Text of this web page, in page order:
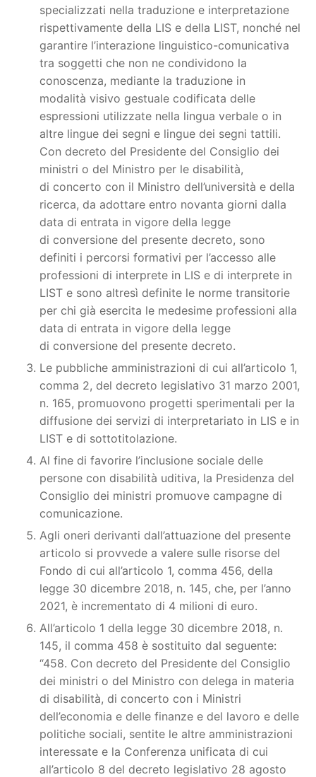
specializzati nella traduzione e interpretazione
rispettivamente della LIS e della LIST, nonché nel
garantire l’interazione linguistico-comunicativa
tra soggetti che non ne condividono la
conoscenza, mediante la traduzione in
modalità visivo gestuale codificata delle
espressioni utilizzate nella lingua verbale o in
altre lingue dei segni e lingue dei segni tattili.
Con decreto del Presidente del Consiglio dei
ministri o del Ministro per le disabilità,
di concerto con il Ministro dell’università e della
ricerca, da adottare entro novanta giorni dalla
data di entrata in vigore della legge
di conversione del presente decreto, sono
definiti i percorsi formativi per l’accesso alle
professioni di interprete in LIS e di interprete in
LIST e sono altresì definite le norme transitorie
per chi già esercita le medesime professioni alla
data di entrata in vigore della legge
di conversione del presente decreto.
Le pubbliche amministrazioni di cui all’articolo 1,
comma 2, del decreto legislativo 31 marzo 2001,
n. 165, promuovono progetti sperimentali per la
diffusione dei servizi di interpretariato in LIS e in
LIST e di sottotitolazione.
Al fine di favorire l’inclusione sociale delle
persone con disabilità uditiva, la Presidenza del
Consiglio dei ministri promuove campagne di
comunicazione.
Agli oneri derivanti dall’attuazione del presente
articolo si provvede a valere sulle risorse del
Fondo di cui all’articolo 1, comma 456, della
legge 30 dicembre 2018, n. 145, che, per l’anno
2021, è incrementato di 4 milioni di euro.
All’articolo 1 della legge 30 dicembre 2018, n.
145, il comma 458 è sostituito dal seguente:
“458. Con decreto del Presidente del Consiglio
dei ministri o del Ministro con delega in materia
di disabilità, di concerto con i Ministri
dell’economia e delle finanze e del lavoro e delle
politiche sociali, sentite le altre amministrazioni
interessate e la Conferenza unificata di cui
all’articolo 8 del decreto legislativo 28 agosto